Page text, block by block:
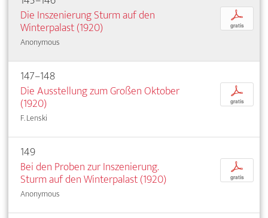
Die Inszenierung Sturm auf den
Winterpalast (1920)
Anonymous
p
gratis
147–148
Die Ausstellung zum Großen Oktober
(1920)
F. Lenski
p
gratis
149
Bei den Proben zur Inszenierung.
Sturm auf den Winterpalast (1920)
Anonymous
p
gratis